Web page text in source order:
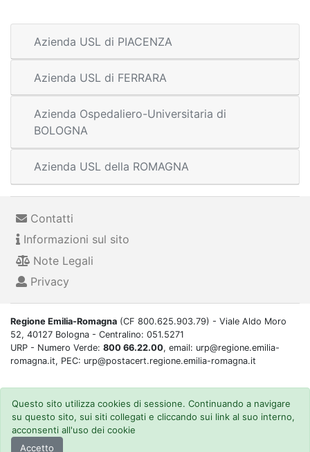
Azienda USL di PIACENZA
Azienda USL di FERRARA
Azienda Ospedaliero-Universitaria di
BOLOGNA
Azienda USL della ROMAGNA
Contatti
Informazioni sul sito
Note Legali
Privacy
Regione Emilia-Romagna (CF 800.625.903.79) - Viale Aldo Moro
52, 40127 Bologna - Centralino: 051.5271
URP - Numero Verde: 800 66.22.00, email: urp@regione.emilia-
romagna.it, PEC: urp@postacert.regione.emilia-romagna.it
Questo sito utilizza cookies di sessione. Continuando a navigare
su questo sito, sui siti collegati e cliccando sui link al suo interno,
acconsenti all'uso dei cookie
Accetto